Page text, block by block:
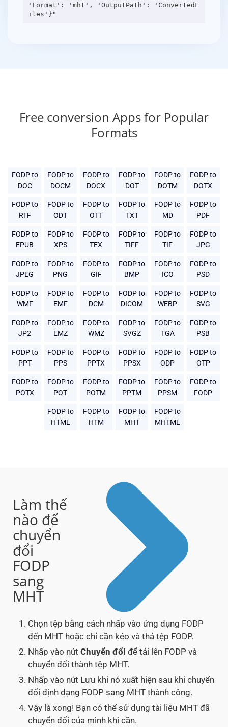
'Format': 'mht', 'OutputPath': 'ConvertedF
Free conversion Apps for Popular
Formats
FODP to
DOC
FODP to
DOCM
FODP to
DOCX
FODP to
DOT
FODP to
DOTM
FODP to
DOTX
FODP to
RTF
FODP to
ODT
FODP to
OTT
FODP to
TXT
FODP to
MD
FODP to
PDF
FODP to
EPUB
FODP to
XPS
FODP to
TEX
FODP to
TIFF
FODP to
TIF
FODP to
JPG
FODP to
JPEG
FODP to
PNG
FODP to
GIF
FODP to
BMP
FODP to
ICO
FODP to
PSD
FODP to
WMF
FODP to
EMF
FODP to
DCM
FODP to
DICOM
FODP to
WEBP
FODP to
SVG
FODP to
JP2
FODP to
EMZ
FODP to
WMZ
FODP to
SVGZ
FODP to
TGA
FODP to
PSB
FODP to
PPT
FODP to
PPS
FODP to
PPTX
FODP to
PPSX
FODP to
ODP
FODP to
OTP
FODP to
POTX
FODP to
POT
FODP to
POTM
FODP to
PPTM
FODP to
PPSM
FODP to
FODP
FODP to
HTML
FODP to
HTM
FODP to
MHT
FODP to
MHTML
Làm thế
nào để
chuyển
đổi
FODP
sang
MHT
Chọn tệp bằng cách nhấp vào ứng dụng FODP
đến MHT hoặc chỉ cần kéo và thả tệp FODP.
Nhấp vào nút Chuyển đổi để tải lên FODP và
chuyển đổi thành tệp MHT.
Nhấp vào nút Lưu khi nó xuất hiện sau khi chuyển
đổi định dạng FODP sang MHT thành công.
Vậy là xong! Bạn có thể sử dụng tài liệu MHT đã
chuyển đổi của mình khi cần.